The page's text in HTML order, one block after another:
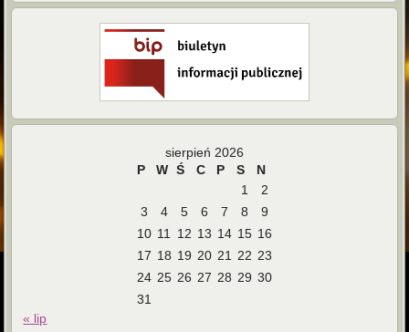
sierpień 2026
P
W Ś C P S
N
1
2
3
4 5 6 7 8
9
10 11 12 13 14 15 16
17 18 19 20 21 22 23
24 25 26 27 28 29 30
31
« lip